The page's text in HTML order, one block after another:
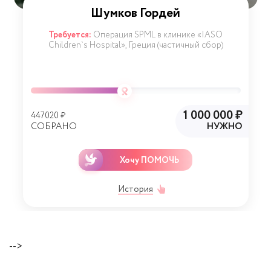
Шумков Гордей
Требуется: Операция SPML в клинике «IASO
Children`s Hospital», Греция (частичный сбор)
447020 ₽
СОБРАНО
1 000 000 ₽
НУЖНО
Хочу ПОМОЧЬ
История
-->